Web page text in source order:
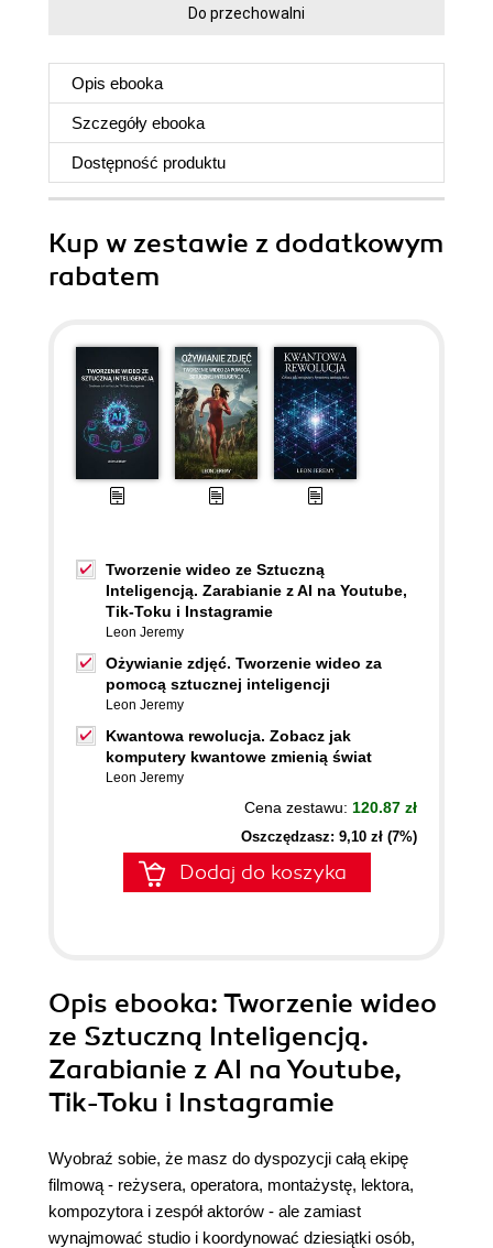
Do przechowalni
Opis ebooka
Szczegóły ebooka
Dostępność produktu
Kup w zestawie z dodatkowym
rabatem
Tworzenie wideo ze Sztuczną
Inteligencją. Zarabianie z AI na Youtube,
Tik-Toku i Instagramie
Leon Jeremy
Ożywianie zdjęć. Tworzenie wideo za
pomocą sztucznej inteligencji
Leon Jeremy
Kwantowa rewolucja. Zobacz jak
komputery kwantowe zmienią świat
Leon Jeremy
Cena zestawu: 120.87 zł
Oszczędzasz: 9,10 zł (7%)
Dodaj do koszyka
Opis ebooka: Tworzenie wideo
ze Sztuczną Inteligencją.
Zarabianie z AI na Youtube,
Tik-Toku i Instagramie
Wyobraź sobie, że masz do dyspozycji całą ekipę
filmową - reżysera, operatora, montażystę, lektora,
kompozytora i zespół aktorów - ale zamiast
wynajmować studio i koordynować dziesiątki osób,